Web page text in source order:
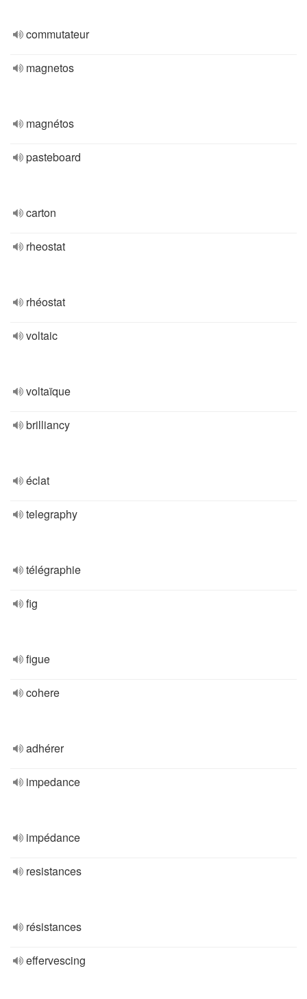
commutateur
magnetos
magnétos
pasteboard
carton
rheostat
rhéostat
voltaic
voltaïque
brilliancy
éclat
telegraphy
télégraphie
fig
figue
cohere
adhérer
impedance
impédance
resistances
résistances
effervescing